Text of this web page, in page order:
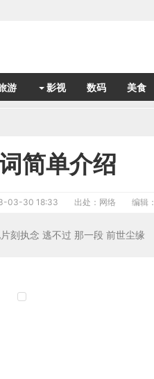
游 影视 数码 美食
简单介绍
03-30 18:33 出处：网络 编辑：
刻执念 逃不过 那一段 前世尘缘